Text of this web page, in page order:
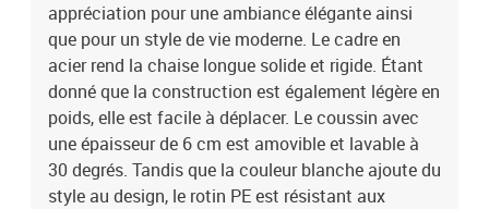
appréciation pour une ambiance élégante ainsi
que pour un style de vie moderne. Le cadre en
acier rend la chaise longue solide et rigide. Étant
donné que la construction est également légère en
poids, elle est facile à déplacer. Le coussin avec
une épaisseur de 6 cm est amovible et lavable à
30 degrés. Tandis que la couleur blanche ajoute du
style au design, le rotin PE est résistant aux